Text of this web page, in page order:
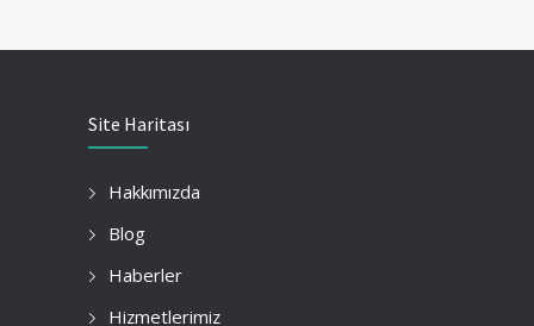
Site Haritası
Hakkımızda
Blog
Haberler
Hizmetlerimiz